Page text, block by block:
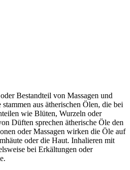
Bestandteil von Massagen und
aus ätherischen Ölen, die bei
wie Blüten, Wurzeln oder
Düften sprechen ätherische Öle den
oder Massagen wirken die Öle auf
oder die Haut. Inhalieren mit
bei Erkältungen oder